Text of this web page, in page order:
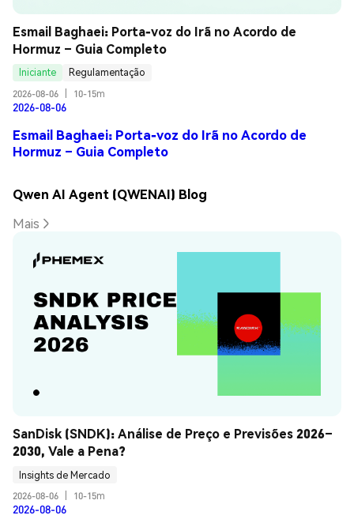
Esmail Baghaei: Porta-voz do Irã no Acordo de
Hormuz – Guia Completo
Iniciante
Regulamentação
2026-08-06
10-15m
2026-08-06
Esmail Baghaei: Porta-voz do Irã no Acordo de
Hormuz – Guia Completo
Qwen AI Agent (QWENAI) Blog
Mais
SanDisk (SNDK): Análise de Preço e Previsões 2026–
2030, Vale a Pena?
Insights de Mercado
2026-08-06
10-15m
2026-08-06